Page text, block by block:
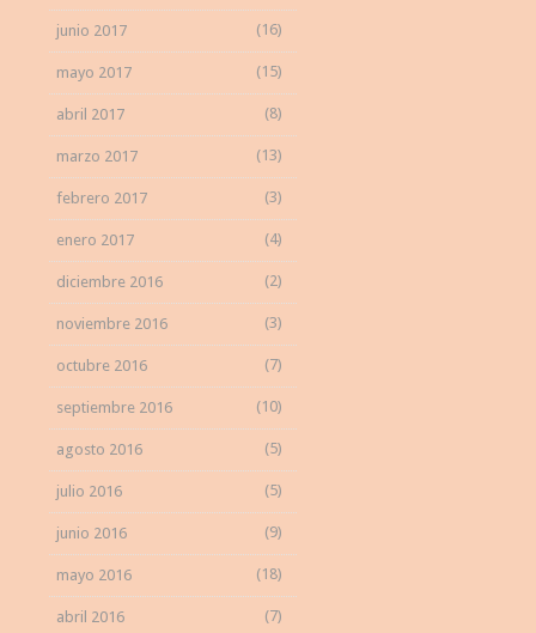
junio 2017 (16)
mayo 2017 (15)
abril 2017 (8)
marzo 2017 (13)
febrero 2017 (3)
enero 2017 (4)
diciembre 2016 (2)
noviembre 2016 (3)
octubre 2016 (7)
septiembre 2016 (10)
agosto 2016 (5)
julio 2016 (5)
junio 2016 (9)
mayo 2016 (18)
abril 2016 (7)